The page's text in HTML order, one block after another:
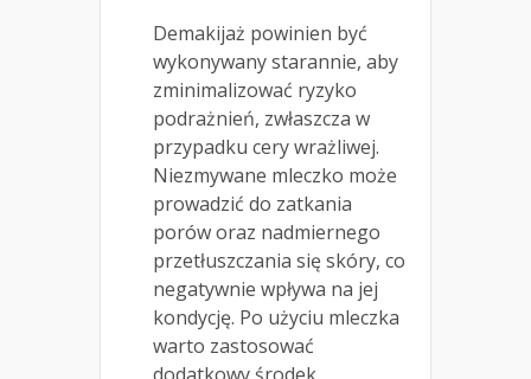
Demakijaż powinien być
wykonywany starannie, aby
zminimalizować ryzyko
podrażnień, zwłaszcza w
przypadku cery wrażliwej.
Niezmywane mleczko może
prowadzić do zatkania
porów oraz nadmiernego
przetłuszczania się skóry, co
negatywnie wpływa na jej
kondycję. Po użyciu mleczka
warto zastosować